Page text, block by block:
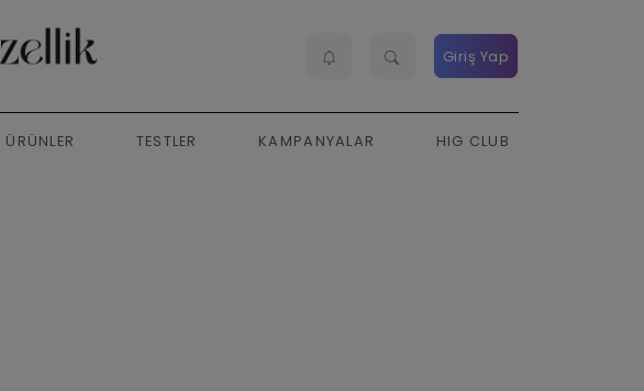
Giriş Yap
ÜRÜNLER TESTLER KAMPANYALAR HIG CLUB